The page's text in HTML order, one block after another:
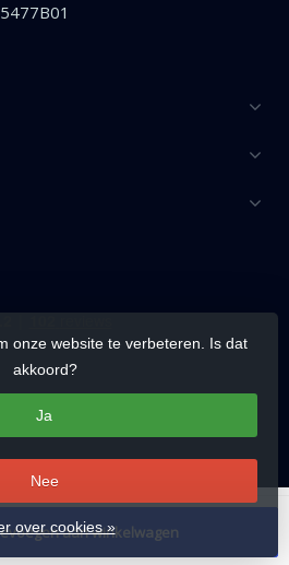
aan winkelwagen
onze website te verbeteren. Is dat
akkoord?
Ja
Nee
over cookies »